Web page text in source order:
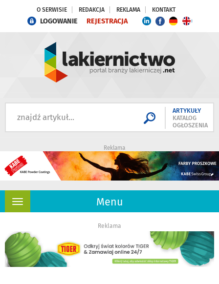
O SERWISIE REDAKCJA REKLAMA KONTAKT
LOGOWANIE REJESTRACJA
ARTYKUŁY
KATALOG
OGŁOSZENIA
Reklama
Menu
Rozwiń
Reklama